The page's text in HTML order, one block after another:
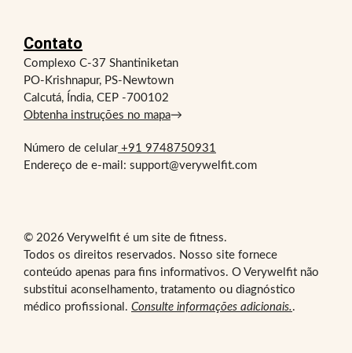
Contato
Complexo C-37 Shantiniketan
PO-Krishnapur, PS-Newtown
Calcutá, Índia, CEP -700102
Obtenha instruções no mapa→
Número de celular+91 9748750931
Endereço de e-mail: support@verywelfit.com
© 2026 Verywelfit é um site de fitness.
Todos os direitos reservados. Nosso site fornece
conteúdo apenas para fins informativos. O Verywelfit não
substitui aconselhamento, tratamento ou diagnóstico
médico profissional. Consulte informações adicionais. .